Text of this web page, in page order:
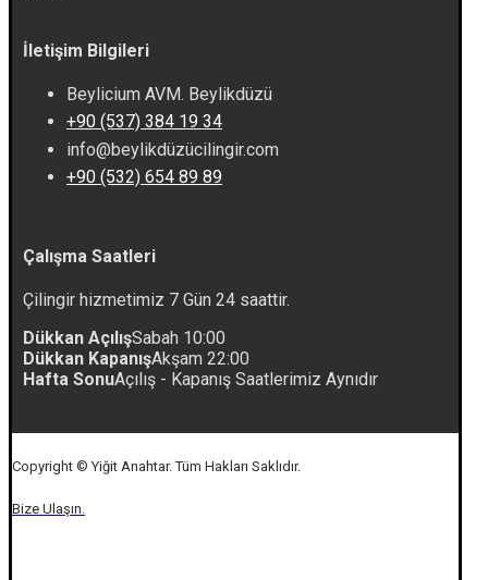
İletişim Bilgileri
Beylicium AVM. Beylikdüzü
+90 (537) 384 19 34
info@beylikdüzücilingir.com
+90 (532) 654 89 89
Çalışma Saatleri
Çilingir hizmetimiz 7 Gün 24 saattir.
Dükkan AçılışSabah 10:00
Dükkan KapanışAkşam 22:00
Hafta SonuAçılış - Kapanış Saatlerimiz Aynıdır
Copyright © Yiğit Anahtar. Tüm Hakları Saklıdır.
Bize Ulaşın.